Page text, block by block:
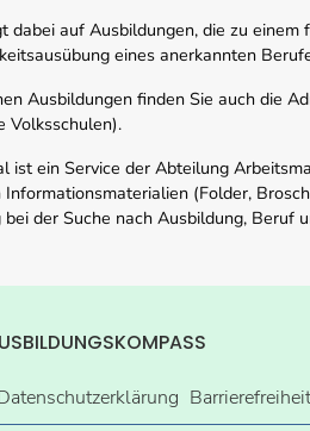
dabei auf Ausbildungen, die zu
eines anerkannten
Ausbildungen finden Sie auch die
Volksschulen).
ist ein Service der Abteilung
Informationsmaterialien (Folder,
der Suche nach Ausbildung, Beruf